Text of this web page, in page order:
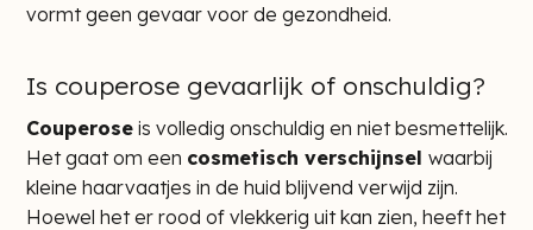
vormt geen gevaar voor de gezondheid.
Is couperose gevaarlijk of onschuldig?
Couperose is volledig onschuldig en niet besmettelijk.
Het gaat om een cosmetisch verschijnsel waarbij
kleine haarvaatjes in de huid blijvend verwijd zijn.
Hoewel het er rood of vlekkerig uit kan zien, heeft het